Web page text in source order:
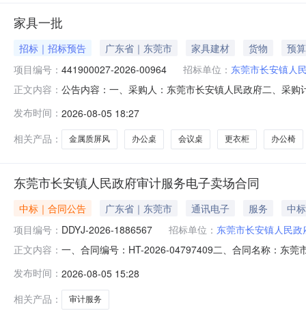
家具一批
招标｜招标预告 广东省｜东莞市 家具建材 货物
预
项目编号： 441900027-2026-00964 招标单位： 东莞市长安镇人
正文内容： 公告内容：一、采购人：东莞市长安镇人民政府二、采
08-0516:36:51
发布时间： 2026-08-05 18:27
相关产品：
金属质屏风 办公桌 会议桌 更衣柜 办公椅
东莞市长安镇人民政府审计服务电子卖场合同
中标｜合同公告 广东省｜东莞市 通讯电子 服务
中
项目编号： DDYJ-2026-1886567 招标单位： 东莞市长安镇人民政
正文内容： 一、合同编号：HT-2026-04797409二、合同名称：东
所（特殊普通合伙）地址：广州市天河区珠江东路11号
发布时间： 2026-08-05 15:28
相关产品：
审计服务